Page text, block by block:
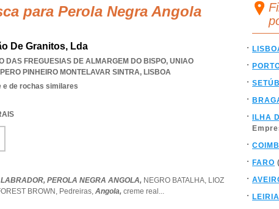
para Perola Negra Angola
De Granitos, Lda
DAS FREGUESIAS DE ALMARGEM DO BISPO, UNIAO
PINHEIRO MONTELAVAR SINTRA, LISBOA
e de rochas similares
PEROLA NEGRA ANGOLA, NEGRO BATALHA, LIOZ
BROWN, Pedreiras, Angola, creme real ...
ILHA
FARO
LEIRIA